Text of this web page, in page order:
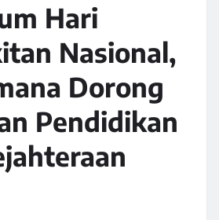
Hari
Nasional,
Dorong
Pendidikan